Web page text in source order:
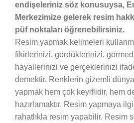
endişeleriniz söz konusuysa,
Merkezimize gelerek resim
püf noktaları öğrenebilirsiniz.
Resim yapmak kelimeleri
fikirlerinizi, gördüklerinizi,
hayallerinizi ve gerçeklerinizi
demektir. Renklerin gizemli
yapmak hem çok keyiflidir, hem
hazırlamaktır. Resim yapmaya
rahatlıkla resim yapabilir. Resim